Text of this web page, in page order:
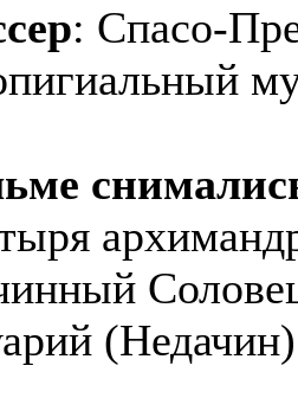
: Спасо-
(Недачин)